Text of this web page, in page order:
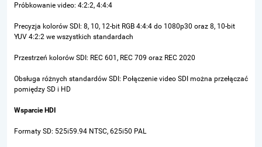
Próbkowanie video: 4:2:2, 4:4:4
Precyzja kolorów SDI: 8, 10, 12-bit RGB 4:4:4 do 1080p30 oraz 8, 10-bit
YUV 4:2:2 we wszystkich standardach
Przestrzeń kolorów SDI: REC 601, REC 709 oraz REC 2020
Obsługa różnych standardów SDI: Połączenie video SDI można przełączać
pomiędzy SD i HD
Wsparcie HDI
Formaty SD: 525i59.94 NTSC, 625i50 PAL